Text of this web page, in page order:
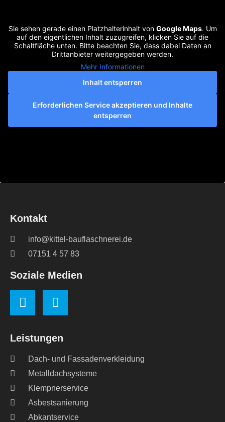
Sie sehen gerade einen Platzhalterinhalt von Google Maps. Um
auf den eigentlichen Inhalt zuzugreifen, klicken Sie auf die
Schaltfläche unten. Bitte beachten Sie, dass dabei Daten an
Drittanbieter weitergegeben werden.
Mehr Informationen
Inhalt entsperren
Erforderlichen Service akzeptieren und Inhalte
entsperren
Leistungen
Dach- und Fassadenverkleidung
Metalldachsysteme
Klempnerservice
Asbestsanierung
Abkantservice
Kontakt
info@kittel-bauflaschnerei.de
07151 4 57 83
Soziale Medien